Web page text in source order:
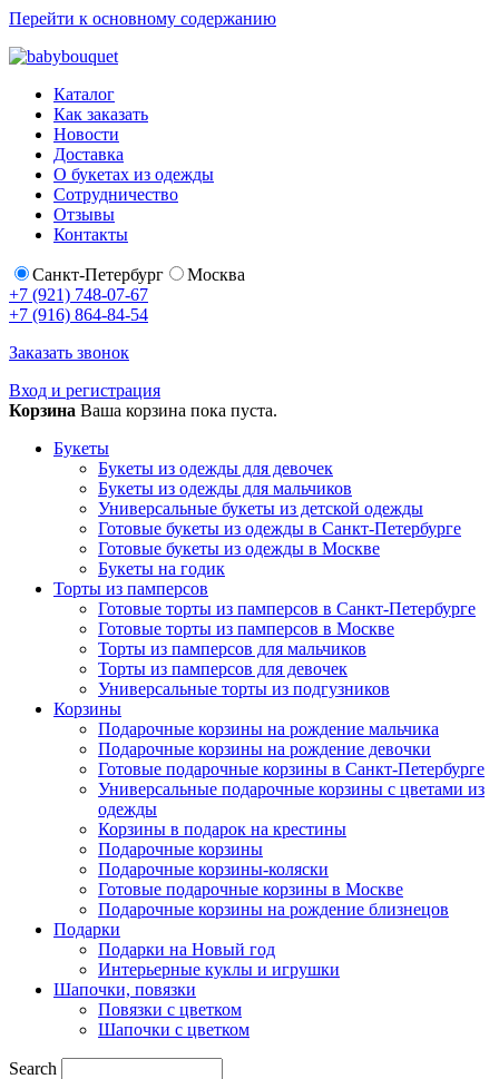
Перейти к основному содержанию
Каталог
Как заказать
Новости
Доставка
О букетах из одежды
Сотрудничество
Отзывы
Контакты
Санкт-Петербург
Москва
+7 (921) 748-07-67
+7 (916) 864-84-54
Заказать звонок
Вход и регистрация
Корзина Ваша корзина пока пуста.
Букеты
Букеты из одежды для девочек
Букеты из одежды для мальчиков
Универсальные букеты из детской одежды
Готовые букеты из одежды в Санкт-Петербурге
Готовые букеты из одежды в Москве
Букеты на годик
Торты из памперсов
Готовые торты из памперсов в Санкт-Петербурге
Готовые торты из памперсов в Москве
Торты из памперсов для мальчиков
Торты из памперсов для девочек
Универсальные торты из подгузников
Корзины
Подарочные корзины на рождение мальчика
Подарочные корзины на рождение девочки
Готовые подарочные корзины в Санкт-Петербурге
Универсальные подарочные корзины с цветами из
одежды
Корзины в подарок на крестины
Подарочные корзины
Подарочные корзины-коляски
Готовые подарочные корзины в Москве
Подарочные корзины на рождение близнецов
Подарки
Подарки на Новый год
Интерьерные куклы и игрушки
Шапочки, повязки
Повязки с цветком
Шапочки с цветком
Search